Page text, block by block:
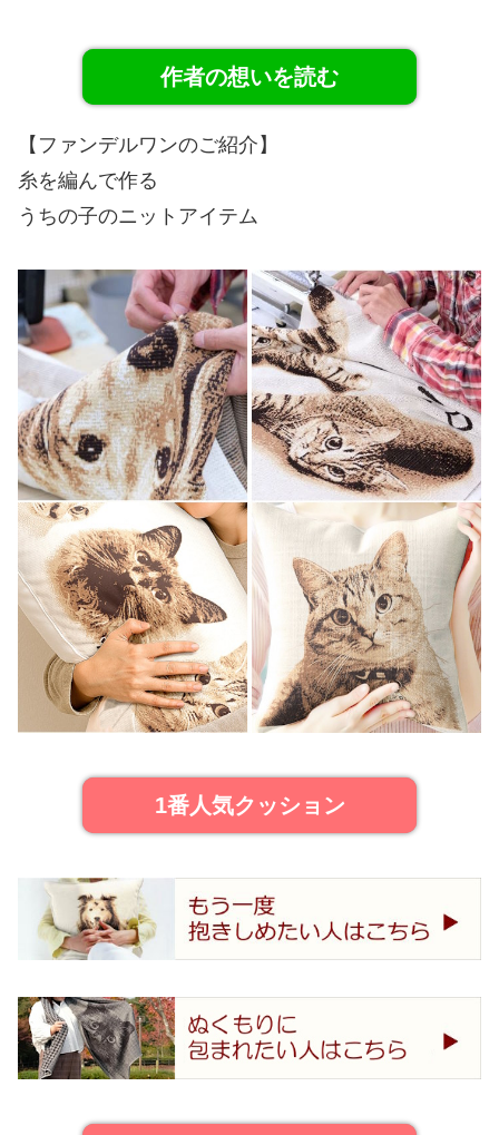
作者の想いを読む
【ファンデルワンのご紹介】
糸を編んで作る
うちの子のニットアイテム
1番人気クッション